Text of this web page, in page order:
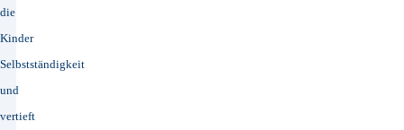
die
Kinder
Selbstständigkeit
und
vertieft